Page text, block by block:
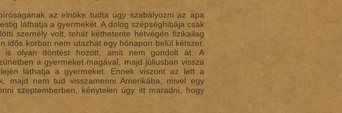
az elnöke tudta úgy szabályozni az apa
láthatja a gyermekét. A dolog szépséghibája csak
személy volt, tehát kéthetente hétvégén fizikailag
idős korban nem utazhat egy hónapon belül kétszer.
olyan döntést hozott, amit nem gondolt át. A
a gyermeket magával, majd júliusban vissza
láthatja a gyermeket. Ennek viszont az lett a
majd nem tud visszamenni Amerikába, mivel egy
szeptemberben, kénytelen úgy itt maradni, hogy